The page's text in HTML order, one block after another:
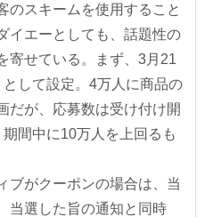
のスキームを使用すること
イエーとしても、話題性の
寄せている。まず、3月21
して設定。4万人に商品の
だが、応募数は受け付け開
間中に10万人を上回るも
がクーポンの場合は、当
当選した旨の通知と同時